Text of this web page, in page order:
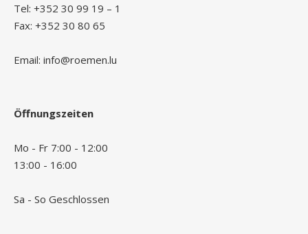
Tel: +352 30 99 19 – 1
Fax: +352 30 80 65
Email: info@roemen.lu
Öffnungszeiten
Mo - Fr 7:00 - 12:00
13:00 - 16:00
Sa - So Geschlossen